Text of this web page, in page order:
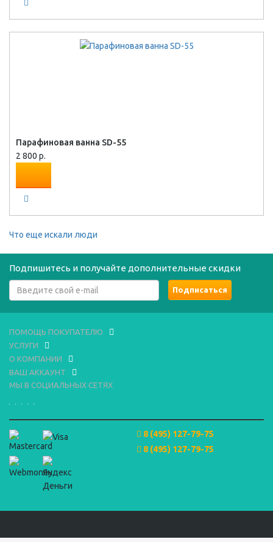
Парафиновая ванна SD-55
2 800 р.
Что еще искали люди
Подпишитесь и получайте дополнительные скидки
ПОМОЩЬ ПОКУПАТЕЛЮ
УСЛУГИ
О КОМПАНИИ
ВАШ АККАУНТ
МЫ В СОЦИАЛЬНЫХ СЕТЯХ
8 (495) 127-79-75
8 (495) 127-79-75